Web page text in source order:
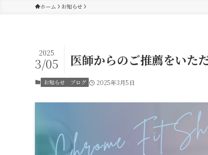
ホーム お知らせ
医師からのご推薦をいた
2025
3/05
お知らせ ブログ 2025年3月5日